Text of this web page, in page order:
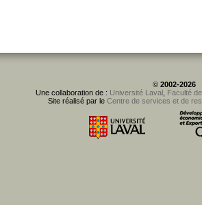
© 2002-2026
Une collaboration de : Université Laval, Faculté
Site réalisé par le Centre de services et de